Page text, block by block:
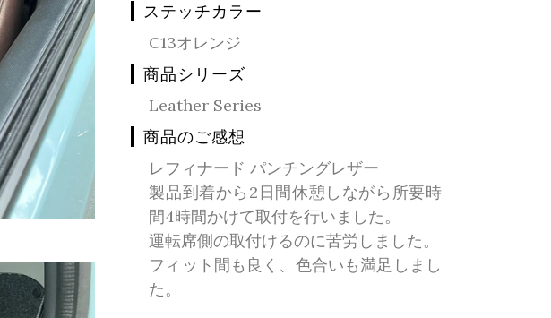
ステッチカラー
C13オレンジ
商品シリーズ
Leather Series
商品のご感想
レフィナード パンチングレザー
製品到着から2日間休憩しながら所要時
間4時間かけて取付を行いました。
運転席側の取付けるのに苦労しました。
フィット間も良く、色合いも満足しまし
た。